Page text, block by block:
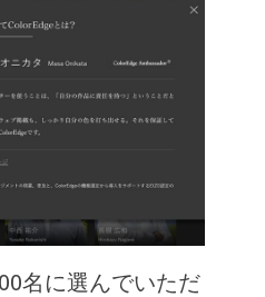
名に選んでいただ